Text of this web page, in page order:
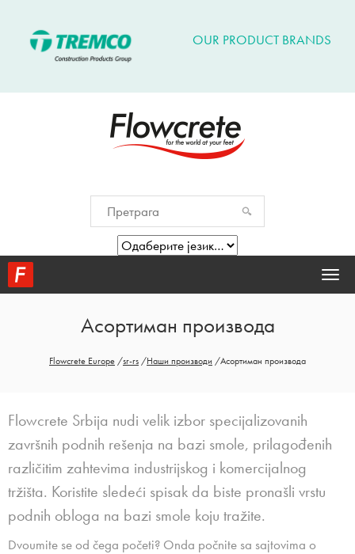
OUR PRODUCT BRANDS
Асортиман производа
Flowcrete Europe /sr-rs /Наши производи /Асортиман производа
Flowcrete Srbija nudi velik izbor specijalizovanih
završnih podnih rešenja na bazi smole, prilagođenih
različitim zahtevima industrijskog i komercijalnog
tržišta. Koristite sledeći spisak da biste pronašli vrstu
podnih obloga na bazi smole koju tražite.
Dvoumite se od čega početi? Onda počnite sa sajtovima o